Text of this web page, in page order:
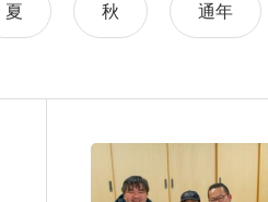
夏 秋 通年